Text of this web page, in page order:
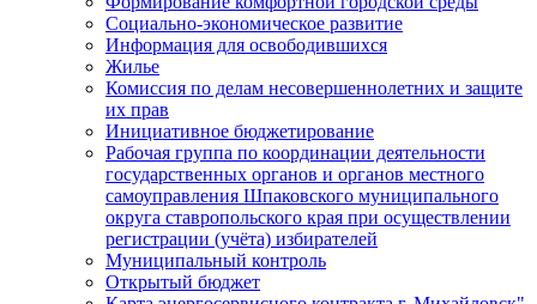
Социально-экономическое развитие
Информация для освободившихся
Жилье
Комиссия по делам несовершеннолетних и защите
их прав
Инициативное бюджетирование
Рабочая группа по координации деятельности
государственных органов и органов местного
самоуправления Шпаковского муниципального
округа ставропольского края при осуществлении
регистрации (учёта) избирателей
Муниципальный контроль
Открытый бюджет